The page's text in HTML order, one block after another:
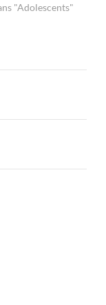
"Adolescents"